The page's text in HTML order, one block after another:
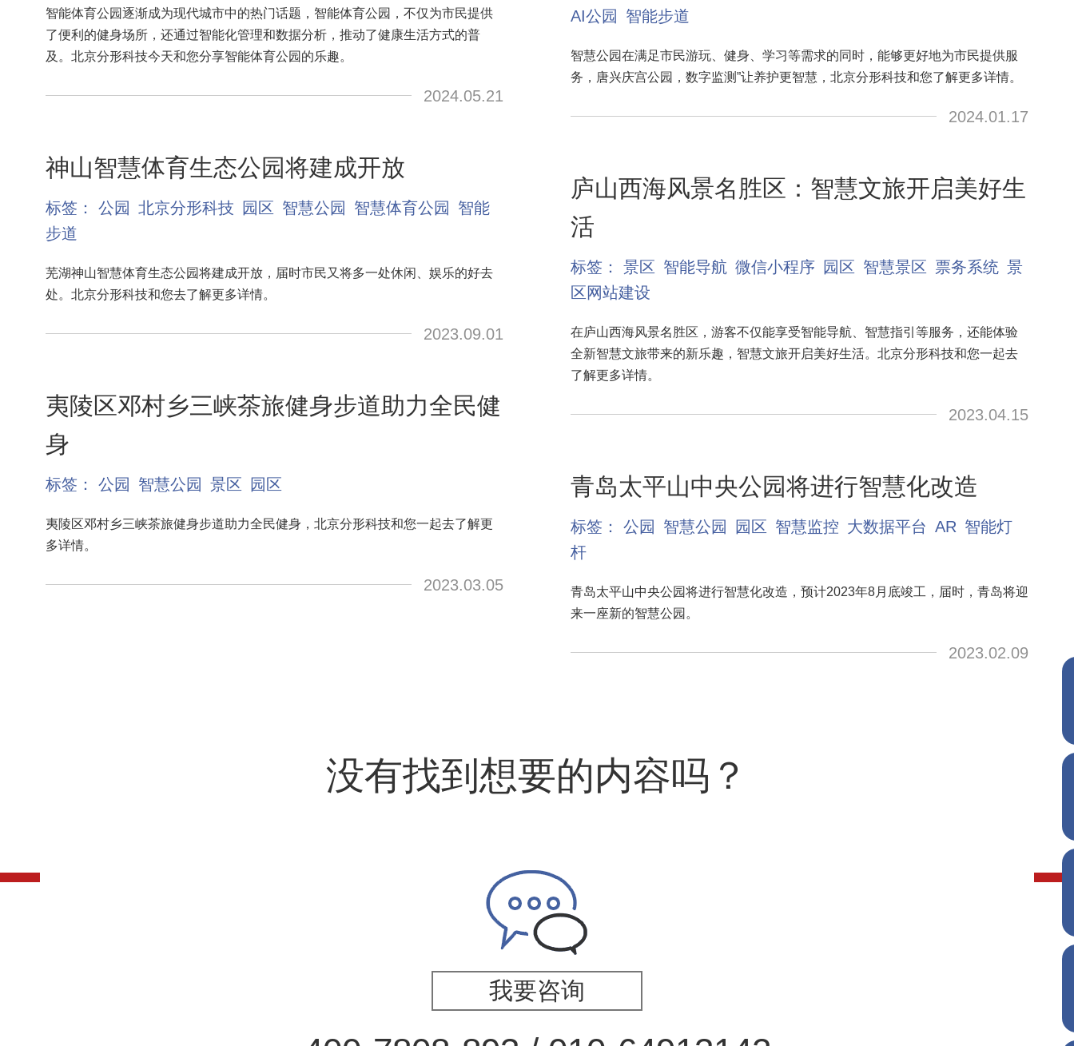
智能体育公园逐渐成为现代城市中的热门话题，智能体育公园，不仅为市民提供
了便利的健身场所，还通过智能化管理和数据分析，推动了健康生活方式的普
及。北京分形科技今天和您分享智能体育公园的乐趣。
2024.05.21
神山智慧体育生态公园将建成开放
标签： 公园 北京分形科技 园区 智慧公园 智慧体育公园
智能
步道
芜湖神山智慧体育生态公园将建成开放，届时市民又将多一处休闲、娱乐的好去
处。北京分形科技和您去了解更多详情。
2023.09.01
夷陵区邓村乡三峡茶旅健身步道助力全民健
身
标签： 公园 智慧公园 景区 园区
夷陵区邓村乡三峡茶旅健身步道助力全民健身，北京分形科技和您一起去了解更
多详情。
2023.03.05
AI公园
智能步道
智慧公园在满足市民游玩、健身、学习等需求的同时，能够更好地为市民提供服
务，唐兴庆宫公园，数字监测”让养护更智慧，北京分形科技和您了解更多详情。
2024.01.17
庐山西海风景名胜区：智慧文旅开启美好生
活
标签： 景区 智能导航 微信小程序 园区 智慧景区 票务系统 景
区网站建设
在庐山西海风景名胜区，游客不仅能享受智能导航、智慧指引等服务，还能体验
全新智慧文旅带来的新乐趣，智慧文旅开启美好生活。北京分形科技和您一起去
了解更多详情。
2023.04.15
青岛太平山中央公园将进行智慧化改造
标签： 公园 智慧公园 园区 智慧监控 大数据平台 AR 智能灯
杆
青岛太平山中央公园将进行智慧化改造，预计2023年8月底竣工，届时，青岛将迎
来一座新的智慧公园。
2023.02.09
没有找到想要的内容吗？
我要咨询